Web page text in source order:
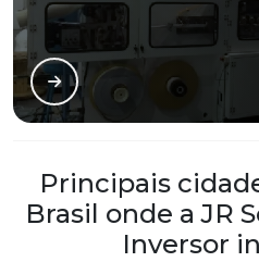
Principais
Brasil onde a JR
Inversor